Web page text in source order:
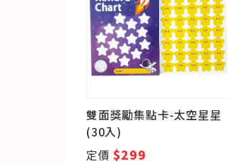
雙面獎勵集點卡-太空星星
(30入)
定價$299